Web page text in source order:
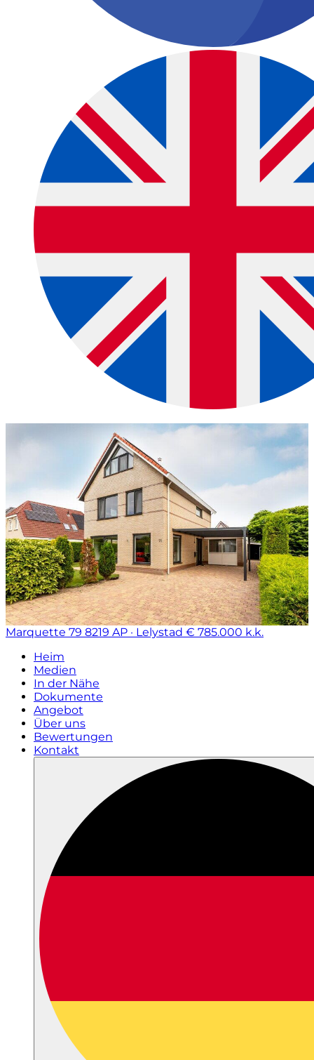
Marquette 79 8219 AP · Lelystad € 785.000 k.k.
Heim
Medien
In der Nähe
Dokumente
Angebot
Über uns
Bewertungen
Kontakt